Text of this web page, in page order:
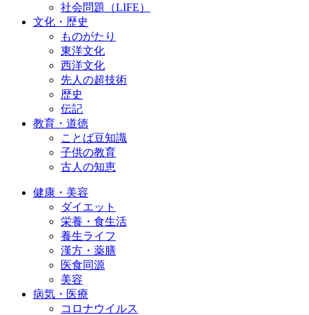
社会問題（LIFE）
文化・歴史
ものがたり
東洋文化
西洋文化
先人の超技術
歴史
伝記
教育・道徳
ことば豆知識
子供の教育
古人の知恵
健康・美容
ダイエット
栄養・食生活
養生ライフ
漢方・薬膳
医食同源
美容
病気・医療
コロナウイルス